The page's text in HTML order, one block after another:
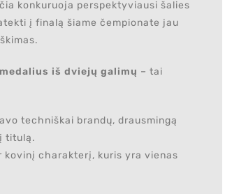
konkuruoja perspektyviausi šalies
į finalą šiame čempionate jau
iš dviejų galimų – tai
techniškai brandų, drausmingą
titulą.
kovinį charakterį, kuris yra vienas